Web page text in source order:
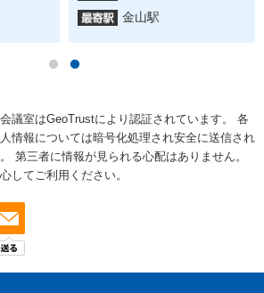
金山駅
議室はGeoTrustにより認証されています。
各
情報については暗号化処理され安全に送信され
第三者に情報が見られる心配はありません。
してご利用ください。